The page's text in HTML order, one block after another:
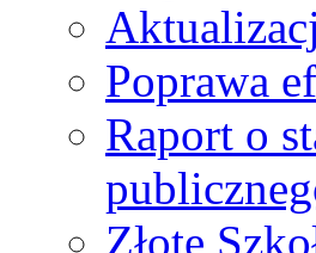
Poprawa
Raport o
Złote